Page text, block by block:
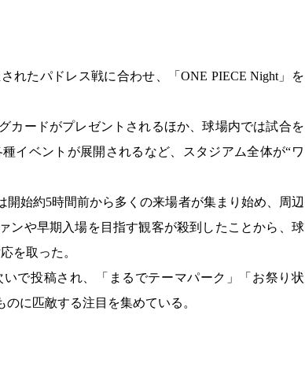
れたパドレス戦に合わせ、「ONE PIECE Night」を
カードがプレゼントされるほか、球場内では試合を
イベントが展開されるなど、スタジアム全体が“ワ
始約5時間前から多くの来場者が集まり始め、周辺
ンや早期入場を目指す観客が殺到したことから、球
を取った。
で投稿され、「まるでテーマパーク」「お祭り状
に匹敵する注目を集めている。